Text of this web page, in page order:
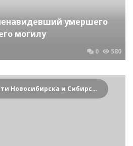
умершего
могилу
0 580
Криминальные новости Новосибирска и Сибирского региона